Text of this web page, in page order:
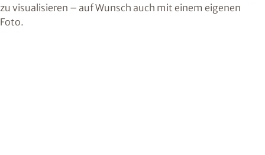
zu visualisieren – auf Wunsch auch mit einem eigenen
Foto.